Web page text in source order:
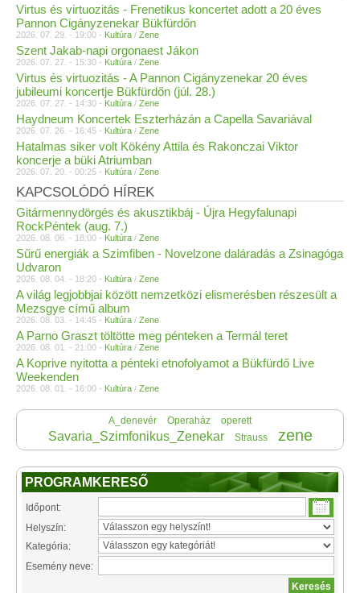
Virtus és virtuozitás - Frenetikus koncertet adott a 20 éves
Pannon Cigányzenekar Bükfürdőn
2026. 07. 29. - 19:00 - Kultúra / Zene
Szent Jakab-napi orgonaest Jákon
2026. 07. 27. - 15:30 - Kultúra / Zene
Virtus és virtuozitás - A Pannon Cigányzenekar 20 éves
jubileumi koncertje Bükfürdőn (júl. 28.)
2026. 07. 27. - 14:30 - Kultúra / Zene
Haydneum Koncertek Eszterházán a Capella Savariával
2026. 07. 26. - 16:45 - Kultúra / Zene
Hatalmas siker volt Kökény Attila és Rakonczai Viktor
koncerje a büki Atriumban
2026. 07. 20. - 00:25 - Kultúra / Zene
KAPCSOLÓDÓ HÍREK
Gitármennydörgés és akusztikbáj - Újra Hegyfalunapi
RockPéntek (aug. 7.)
2026. 08. 06. - 18:00 - Kultúra / Zene
Sűrű energiák a Szimfiben - Novelzone daláradás a Zsinagóga
Udvaron
2026. 08. 04. - 18:20 - Kultúra / Zene
A világ legjobbjai között nemzetközi elismerésben részesült a
Mezsgye című album
2026. 08. 03. - 14:45 - Kultúra / Zene
A Parno Graszt töltötte meg pénteken a Termál teret
2026. 08. 01. - 21:00 - Kultúra / Zene
A Koprive nyitotta a pénteki etnofolyamot a Bükfürdő Live
Weekenden
2026. 08. 01. - 16:00 - Kultúra / Zene
A_denevér Operaház operett
Savaria_Szimfonikus_Zenekar Strauss zene
PROGRAMKERESŐ
Időpont:
Helyszín:
Kategória:
Esemény neve: